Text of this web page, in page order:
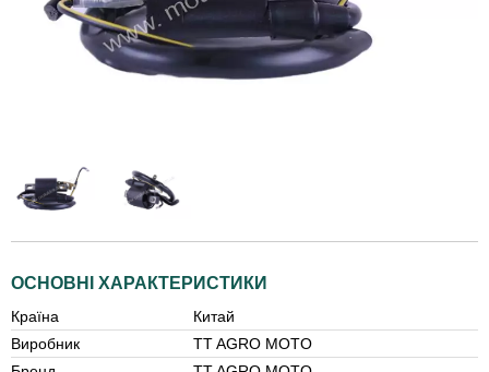
ОСНОВНІ ХАРАКТЕРИСТИКИ
Країна
Китай
Виробник
TT AGRO MOTO